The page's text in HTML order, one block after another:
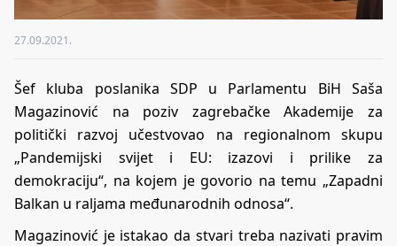
27.09.2021.
Šef kluba poslanika SDP u Parlamentu BiH Saša
Magazinović na poziv zagrebačke Akademije za
politički razvoj učestvovao na regionalnom skupu
„Pandemijski svijet i EU: izazovi i prilike za
demokraciju“, na kojem je govorio na temu „Zapadni
Balkan u raljama međunarodnih odnosa“.
Magazinović je istakao da stvari treba nazivati pravim